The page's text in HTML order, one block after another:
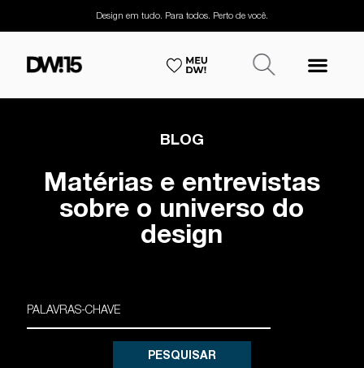
Design em tudo. Para todos. Perto de você.
BLOG
Matérias e entrevistas
sobre o universo do
design
PESQUISAR